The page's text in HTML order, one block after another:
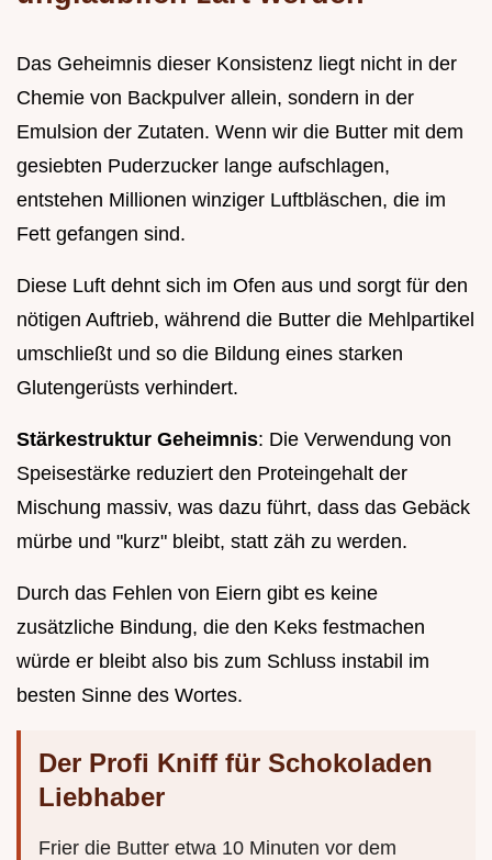
Das Geheimnis dieser Konsistenz liegt nicht in der
Chemie von Backpulver allein, sondern in der
Emulsion der Zutaten. Wenn wir die Butter mit dem
gesiebten Puderzucker lange aufschlagen,
entstehen Millionen winziger Luftbläschen, die im
Fett gefangen sind.
Diese Luft dehnt sich im Ofen aus und sorgt für den
nötigen Auftrieb, während die Butter die Mehlpartikel
umschließt und so die Bildung eines starken
Glutengerüsts verhindert.
Stärkestruktur Geheimnis: Die Verwendung von
Speisestärke reduziert den Proteingehalt der
Mischung massiv, was dazu führt, dass das Gebäck
mürbe und "kurz" bleibt, statt zäh zu werden.
Durch das Fehlen von Eiern gibt es keine
zusätzliche Bindung, die den Keks festmachen
würde er bleibt also bis zum Schluss instabil im
besten Sinne des Wortes.
Der Profi Kniff für Schokoladen
Liebhaber
Frier die Butter etwa 10 Minuten vor dem